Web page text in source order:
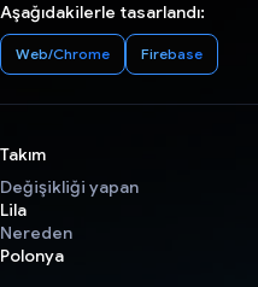
Aşağıdakilerle tasarlandı:
Web/Chrome Firebase
Takım
Değişikliği yapan
Lila
Nereden
Polonya